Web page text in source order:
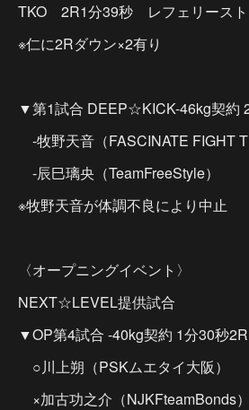
TKO 2R1分39秒 レフェリース
※仁に2Rダウン×2有り
▼第1試合 DEEP☆KICK-46kg契約
-牧野天音（FASCINATE FIGHT
-辰巳璃央（TeamFreeStyle）
※牧野天音が体調不良により中止
〈オープニングイベント〉
NEXT☆LEVEL提供試合
▼OP第4試合 -40kg契約 1分30秒2R
○川上朔（PSKムエタイ大阪）
×加古功之介（NJKFteamBonds）